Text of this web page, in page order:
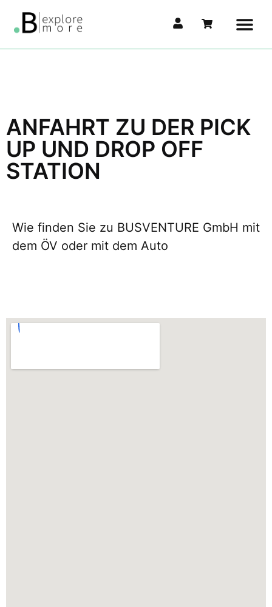
ANFAHRT ZU DER PICK
UP UND DROP OFF
STATION
Wie finden Sie zu BUSVENTURE GmbH mit
dem ÖV oder mit dem Auto